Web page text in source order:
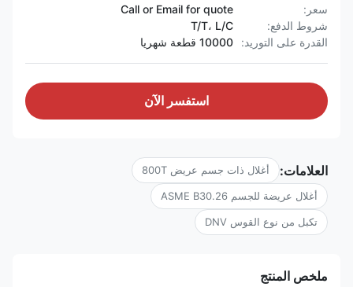
Call or Email for quote
شروط الدفع:
T/T، L/C
القدرة على التوريد:
10000 قطعة شهريا
استفسر الآن
العلامات: أغلال ذات جسم عريض 800T
أغلال عريضة للجسم ASME B30.26
تكبل من نوع القوس DNV
ملخص المنتج